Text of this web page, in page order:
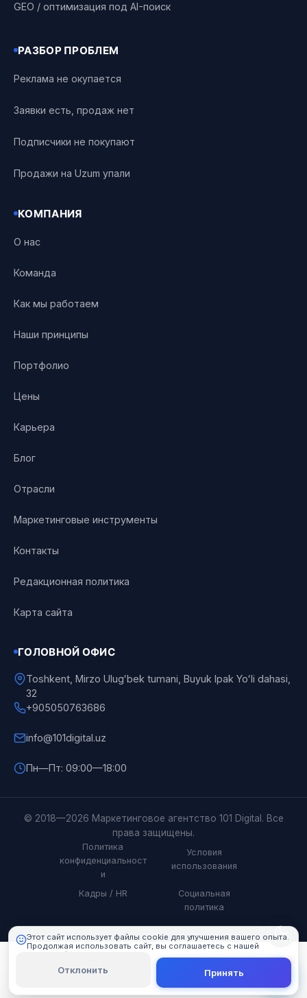
GEO / оптимизация под AI-поиск
РАЗБОР ПРОБЛЕМ
Реклама не окупается
Заявки есть, продаж нет
Подписчики не покупают
Продажи на Uzum упали
КОМПАНИЯ
О нас
Команда
Как мы работаем
Наши принципы
Портфолио
Цены
Карьера
Блог
Отрасли
Маркетинговые инструменты
Контакты
Редакционная политика
Карта сайта
ГОЛОВНОЙ ОФИС
Toshkent, Mirzo Ulugʻbek tumani, Buyuk Ipak Yoʻli dahasi,
32
+905050763686
info@101digital.uz
Пн—Пт: 09:00—18:00
© 2018—2026 Маркетинговое агентство 101 Digital. Все
права защищены.
Политика
конфиденциальност
и
Условия
использования
Кадры / HR
Социальная
политика
Этот сайт использует файлы cookie для улучшения вашего опыта.
Продолжая использовать сайт, вы соглашаетесь с нашей
политикой cookie.
Отклонить Принять
101 Digital